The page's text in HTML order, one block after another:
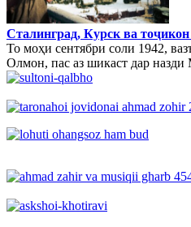
Сталинград, Курск ва
То моҳи сентябри соли 1942,
Олмон, пас аз шикаст дар назди